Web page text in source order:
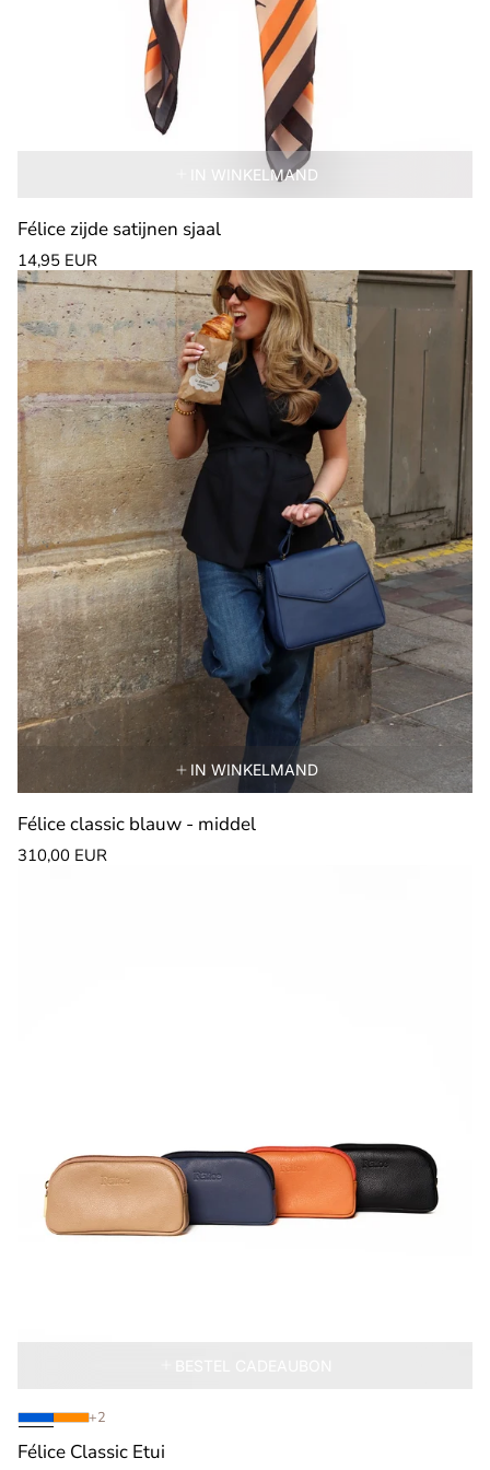
IN WINKELMAND
Félice zijde satijnen sjaal
Normale
prijs
14,95 EUR
IN WINKELMAND
Félice classic blauw - middel
Normale
310,00 EUR
I18n
Missing
+2
Félice Classic Etui